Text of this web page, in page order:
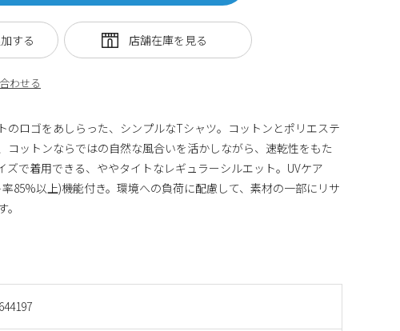
わせる
する
のロゴをあしらった、シンプルなTシャツ。コットンとポリエステ
コットンならではの自然な風合いを活かしながら、速乾性をもた
ズで着用できる、ややタイトなレギュラーシルエット。UVケア
率85%以上)機能付き。環境への負荷に配慮して、素材の一部にリサ